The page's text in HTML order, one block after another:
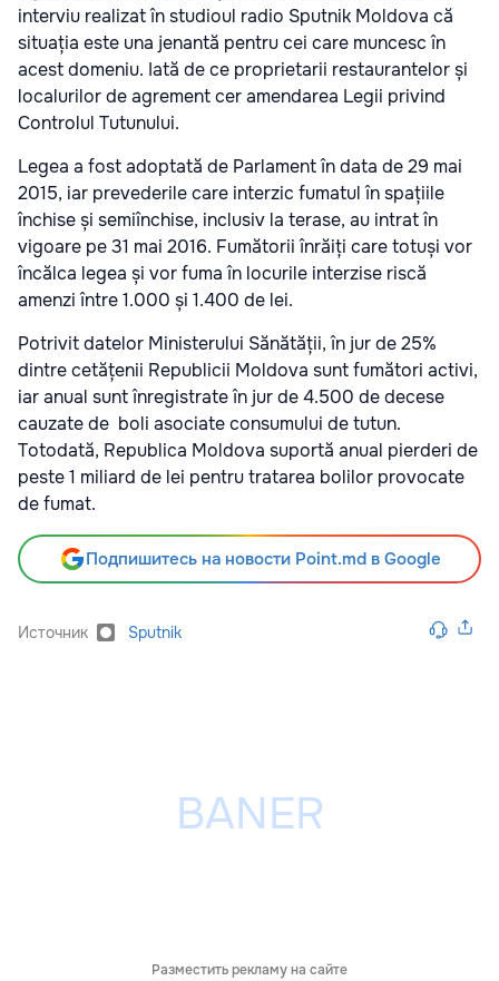
interviu realizat în studioul radio Sputnik Moldova că
situația este una jenantă pentru cei care muncesc în
acest domeniu. Iată de ce proprietarii restaurantelor și
localurilor de agrement cer amendarea Legii privind
Controlul Tutunului.
Legea a fost adoptată de Parlament în data de 29 mai
2015, iar prevederile care interzic fumatul în spațiile
închise și semiînchise, inclusiv la terase, au intrat în
vigoare pe 31 mai 2016. Fumătorii înrăiți care totuși vor
încălca legea și vor fuma în locurile interzise riscă
amenzi între 1.000 și 1.400 de lei.
Potrivit datelor Ministerului Sănătății, în jur de 25%
dintre cetățenii Republicii Moldova sunt fumători activi,
iar anual sunt înregistrate în jur de 4.500 de decese
cauzate de boli asociate consumului de tutun.
Totodată, Republica Moldova suportă anual pierderi de
peste 1 miliard de lei pentru tratarea bolilor provocate
de fumat.
Подпишитесь на новости Point.md в Google
Источник Sputnik
Разместить рекламу на сайте